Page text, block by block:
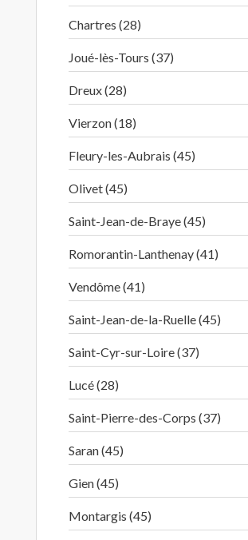
Chartres (28)
Joué-lès-Tours (37)
Dreux (28)
Vierzon (18)
Fleury-les-Aubrais (45)
Olivet (45)
Saint-Jean-de-Braye (45)
Romorantin-Lanthenay (41)
Vendôme (41)
Saint-Jean-de-la-Ruelle (45)
Saint-Cyr-sur-Loire (37)
Lucé (28)
Saint-Pierre-des-Corps (37)
Saran (45)
Gien (45)
Montargis (45)